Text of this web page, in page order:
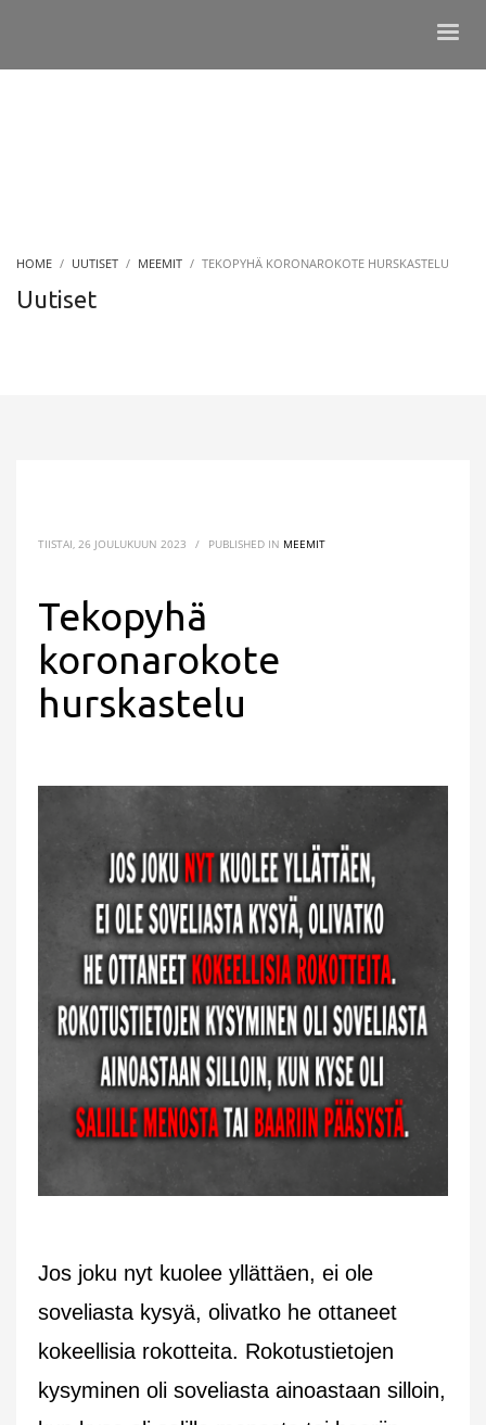
HOME UUTISET MEEMIT TEKOPYHÄ KORONAROKOTE HURSKASTELU
Uutiset
TIISTAI, 26 JOULUKUUN 2023 / PUBLISHED IN MEEMIT
Tekopyhä
koronarokote
hurskastelu
Jos joku nyt kuolee yllättäen, ei ole
soveliasta kysyä, olivatko he ottaneet
kokeellisia rokotteita. Rokotustietojen
kysyminen oli soveliasta ainoastaan silloin,